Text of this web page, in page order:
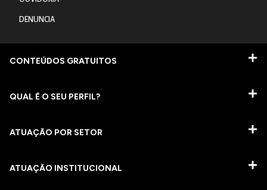
DENUNCIA
CONTEÚDOS GRATUITOS
QUAL É O SEU PERFIL?
ATUAÇÃO POR SETOR
ATUAÇÃO INSTITUCIONAL